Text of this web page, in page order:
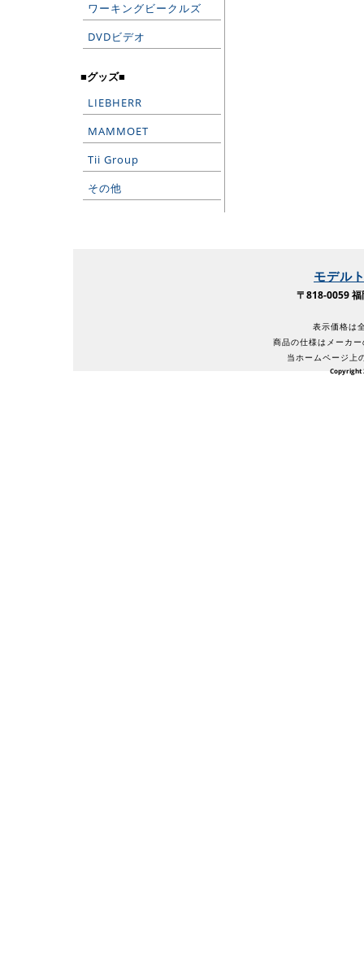
ワーキングビークルズ
DVDビデオ
■グッズ■
LIEBHERR
MAMMOET
Tii Group
その他
モデル
〒818-0059
表示価格は
商品の仕様はメーカ
当ホームページ上
Copyright